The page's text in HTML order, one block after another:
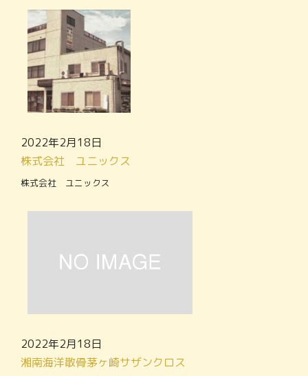
2022年2月18日
株式会社 ユニックス
株式会社 ユニックス
2022年2月18日
湘南海洋散骨茅ヶ崎サザンクロス